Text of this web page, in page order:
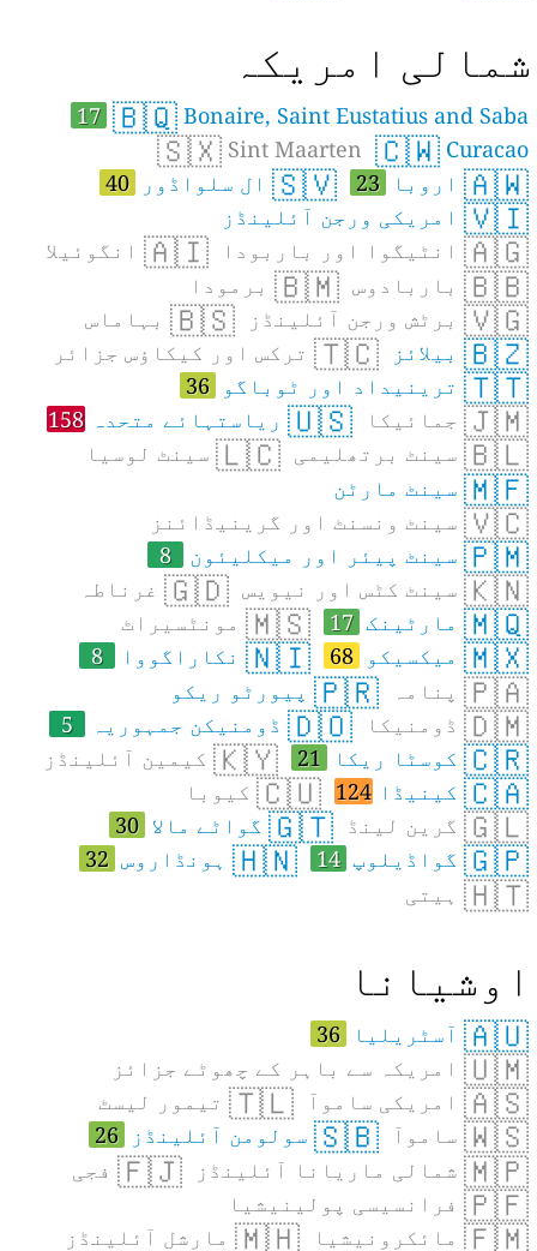
شمالی امریکہ
🇧🇶 Bonaire, Saint Eustatius and Saba
17
🇨🇼 Curacao
🇸🇽 Sint Maarten
🇦🇼اروبا 23
🇸🇻ال سلواڈور 40
🇻🇮امریکی ورجن آئلینڈز
🇦🇬انٹیگوا اور باربودا 🇦🇮انگوئیلا
🇧🇧باربادوس 🇧🇲برمودا
🇻🇬برٹش ورجن آئلینڈز 🇧🇸بہاماس
🇧🇿بیلائز 🇹🇨ترکس اور کیکاؤس جزائر
🇹🇹ترینیداد اور ٹوباگو 36
🇯🇲جمائیکا 🇺🇸ریاستہائے متحدہ 158
🇧🇱سینٹ برتھلیمی 🇱🇨سینٹ لوسیا
🇲🇫سینٹ مارٹن
🇻🇨سینٹ ونسنٹ اور گرینیڈائنز
🇵🇲سینٹ پیئر اور میکلیئون 8
🇰🇳سینٹ کٹس اور نیویس 🇬🇩غرناطہ
🇲🇶مارٹینک 17
🇲🇸مونٹسیراٹ
🇲🇽میکسیکو 68
🇳🇮نکاراگووا 8
🇵🇦پنامہ 🇵🇷پیورٹو ریکو
🇩🇲ڈومنیکا 🇩🇴ڈومنیکن جمہوریہ 5
🇨🇷کوسٹا ریکا 21
🇰🇾کیمین آئلینڈز
🇨🇦کینیڈا 124
🇨🇺کیوبا
🇬🇱گرین لینڈ 🇬🇹گواٹے مالا 30
🇬🇵گواڈیلوپ 14
🇭🇳ہونڈاروس 32
🇭🇹ہیتی
اوشیانا
🇦🇺آسٹریلیا 36
🇺🇲امریکہ سے باہر کے چھوٹے جزائز
🇦🇸امریکی ساموآ 🇹🇱تیمور لیسٹ
🇼🇸ساموآ 🇸🇧سولومن آئلینڈز 26
🇲🇵شمالی ماریانا آئلینڈز 🇫🇯فجی
🇵🇫فرانسیسی پولینیشیا
🇫🇲مائکرونیشیا 🇲🇭مارشل آئلینڈز